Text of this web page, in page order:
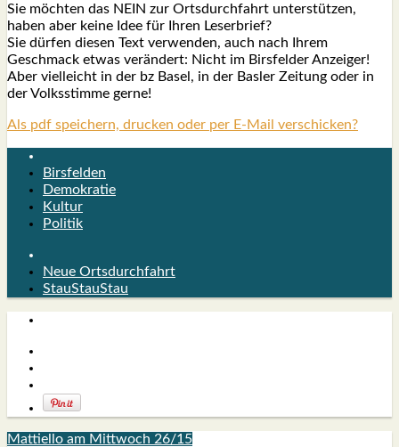
Sie möch­ten das NEIN zur Orts­durch­fahrt unter­stüt­zen,
haben aber kei­ne Idee für Ihren Leser­brief?
Sie dür­fen die­sen Text ver­wen­den, auch nach Ihrem
Geschmack etwas ver­än­dert: Nicht im Birs­fel­der Anzei­ger!
Aber viel­leicht in der bz Basel, in der Bas­ler Zei­tung oder in
der Volks­stim­me ger­ne!
Als pdf speichern, drucken oder per E-Mail verschicken?
Birsfelden
Demokratie
Kultur
Politik
Neue Ortsdurchfahrt
StauStauStau
Mattiello am Mittwoch 26/15